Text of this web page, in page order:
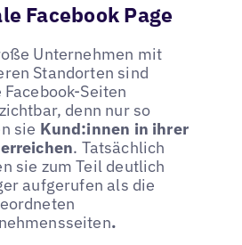
Facebook Page
Unternehmen mit
Standorten sind
Facebook-Seiten
denn nur so
sie Kund:innen in ihrer
. Tatsächlich
sie zum Teil deutlich
aufgerufen als die
.